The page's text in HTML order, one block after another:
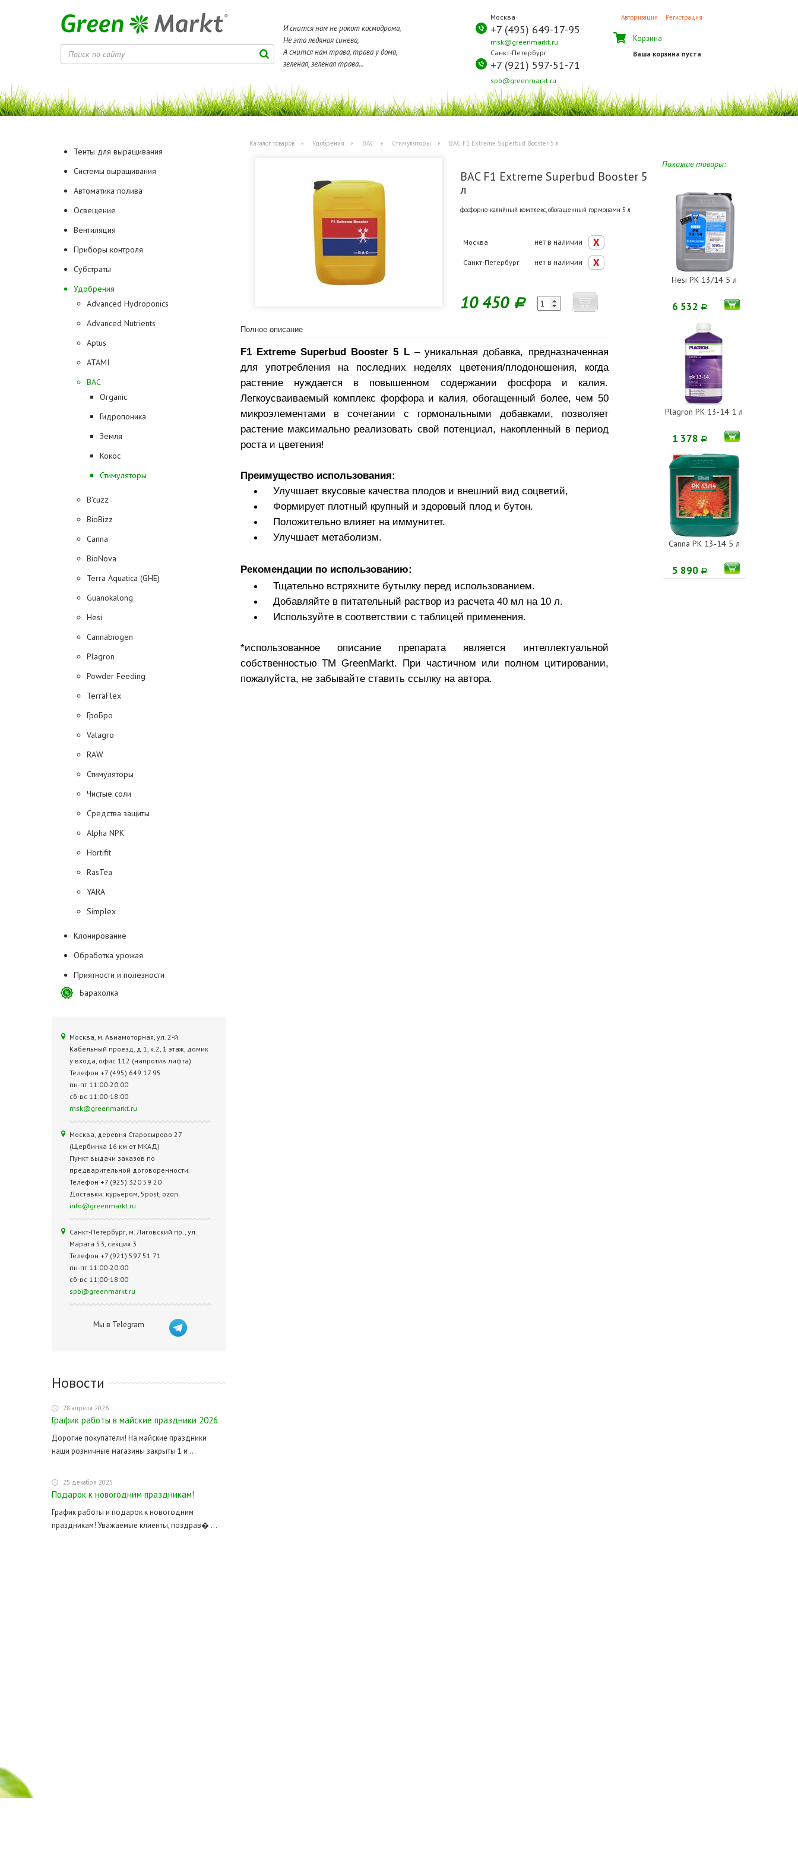
И снится нам не рокот космодрома,
Не эта ледяная синева,
А снится нам трава, трава у дома,
зеленая, зеленая трава...
Москва
+7 (495) 649-17-95
msk@greenmarkt.ru
Санкт-Петербург
+7 (921) 597-51-71
spb@greenmarkt.ru
Авторизация Регистрация
Корзина
Ваша корзина пуста
Тенты для выращивания
Системы выращивания
Автоматика полива
Освещение
Вентиляция
Приборы контроля
Субстраты
Удобрения
Advanced Hydroponics
Advanced Nutrients
Aptus
ATAMI
BAC
Organic
Гидропоника
Земля
Кокос
Стимуляторы
B'cuzz
BioBizz
Canna
BioNova
Terra Aquatica (GHE)
Guanokalong
Hesi
Cannabiogen
Plagron
Powder Feeding
TerraFlex
ГроБро
Valagro
RAW
Стимуляторы
Чистые соли
Средства защиты
Alpha NPK
Hortifit
RasTea
YARA
Simplex
Клонирование
Обработка урожая
Приятности и полезности
Барахолка
Москва, м. Авиамоторная, ул. 2‑й
Кабельный проезд, д.1, к.2, 1 этаж, домик
у входа, офис 112 (напротив лифта)
Телефон +7 (495) 649 17 95
пн-пт 11:00-20:00
сб-вс 11:00-18:00
msk@greenmarkt.ru
Москва, деревня Старосырово 27
(Щербинка 16 км от МКАД)
Пункт выдачи заказов по
предварительной договоренности.
Телефон +7 (925) 320 59 20
Доставки: курьером, 5post, ozon.
info@greenmarkt.ru
Санкт-Петербург, м. Лиговский пр., ул.
Марата 53, секция 3
Телефон +7 (921) 597 51 71
пн-пт 11:00-20:00
сб-вс 11:00-18:00
spb@greenmarkt.ru
Мы в Telegram
Новости
28 апреля 2026
График работы в майские праздники 2026
Дорогие покупатели! На майские праздники
наши розничные магазины закрыты 1 и ...
25 декабря 2025
Подарок к новогодним праздникам!
График работы и подарок к новогодним
праздникам! Уважаемые клиенты, поздрав� ...
Каталог товаров Удобрения BAC Стимуляторы BAC F1 Extreme Superbud Booster 5 л
BAC F1 Extreme Superbud Booster 5
л
фосфорно-калийный комплекс, обогащенный гормонами 5 л
Москва нет в наличии
Санкт-Петербург нет в наличии
10 450 Р
Похожие товары:
Hesi PK 13/14 5 л
6 532Р
Plagron PK 13-14 1 л
1 378Р
Canna PK 13-14 5 л
5 890Р
Полное описание
F1 Extreme Superbud Booster 5 L – уникальная добавка, предназначенная
для употребления на последних неделях цветения/плодоношения, когда
растение нуждается в повышенном содержании фосфора и калия.
Легкоусваиваемый комплекс форфора и калия, обогащенный более, чем 50
микроэлементами в сочетании с гормональными добавками, позволяет
растение максимально реализовать свой потенциал, накопленный в период
роста и цветения!
Преимущество использования:
Улучшает вкусовые качества плодов и внешний вид соцветий,
Формирует плотный крупный и здоровый плод и бутон.
Положительно влияет на иммунитет.
Улучшает метаболизм.
Рекомендации по использованию:
Тщательно встряхните бутылку перед использованием.
Добавляйте в питательный раствор из расчета 40 мл на 10 л.
Используйте в соответствии с таблицей применения.
*использованное описание препарата является интеллектуальной
собственностью TM GreenMarkt. При частичном или полном цитировании,
пожалуйста, не забывайте ставить ссылку на автора.